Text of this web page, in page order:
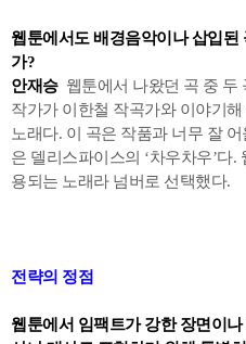
웹툰에서도 배경음악이나 삽입
가?
안재승웹툰에서 나왔던 곡 중 두
작가가 이한철 작곡가와 이야기
노래다. 이 곡은 작품과 너무 잘
은 델리스파이스의 ‘차우차우’다
용되는 노래라 넘버로 선택했다.
전략의 정점
웹툰에서 임팩트가 강한 장면이